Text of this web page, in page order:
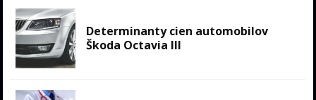
Determinanty cien automobilov
Škoda Octavia III